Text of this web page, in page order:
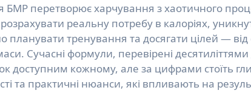
БМР перетворює харчування з хаотичного
реальну потребу в калоріях,
планувати тренування та досягати цілей — від
Сучасні формули, перевірені
доступним кожному, але за цифрами стоїть
та практичні нюанси, які впливають на